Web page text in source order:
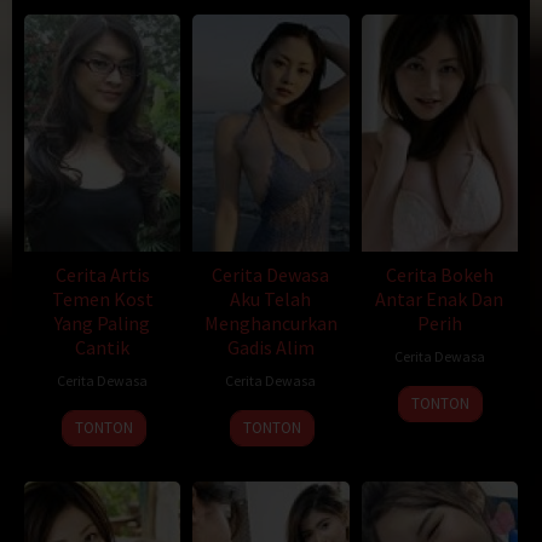
Karena yang tinggal rata2 para pekerja shift kadang aku jarang
berjumpa dengan mereka. Ada 1 cewek yang kerjanya office hour
tinggal disebelah kamarku sebut saja namanya Sari. Usianya saat
itu kira-kira 26 tahun dengan tinggi 165 cm dan berkulit kuning
langsat mempunyai body yang sangat bagus dan dadanya
lumayan besar untuk ukuran gadis Indonesia.
Seperti biasa tiap aku pulang kuliah sebelum mandi aku duduk
didepan kamar hanya dengan memakai handuk menunggu mba
Sari lewat pulang kerja. Dari jauh aku melihat dia berjalan kearah
depan kamarku karena memang kamarnya terletak paling pojok
setelah kamarku.
“Sore mba Sari,baru pulang kerja mba ?” tanyaku ramah.
“Iya Radit” jawabnya juga ramah sambil tersenyum padaku.
“koq keliatannya cape banget mba ? lagi banyak kerja ya ?”
“iya nih aku lagi dikejar deadline kerjanya banyak banget,badannya
pada pegel”
Cerita Artis
Temen Kost
Yang Paling
Cantik
Cerita Dewasa
TONTON
Cerita Dewasa
Aku Telah
Menghancurkan
Gadis Alim
Cerita Dewasa
TONTON
Cerita Bokeh
Antar Enak Dan
Perih
Cerita Dewasa
TONTON